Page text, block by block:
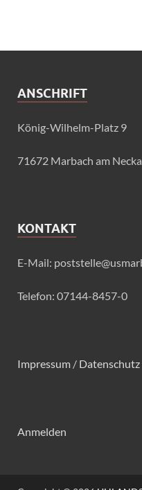
ANSCHRIFT
König-Wilhelm-Platz 9
71672 Marbach am
KONTAKT
E-Mail:
Telefon: 07144-8457-0
Impressum / Datenschutz
Anmelden